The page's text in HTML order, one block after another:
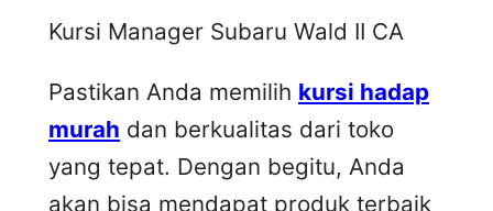
Kursi Manager Subaru Wald II CA
Pastikan Anda memilih kursi hadap
murah dan berkualitas dari toko
yang tepat. Dengan begitu, Anda
akan bisa mendapat produk terbaik